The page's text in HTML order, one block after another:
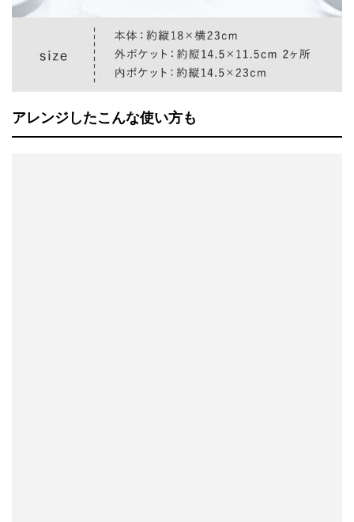
アレンジしたこんな使い方も